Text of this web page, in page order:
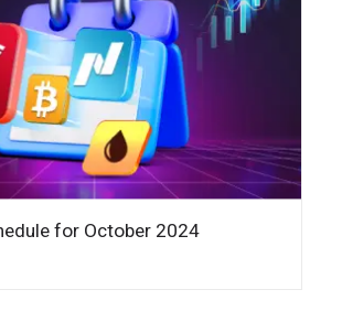
for October 2024